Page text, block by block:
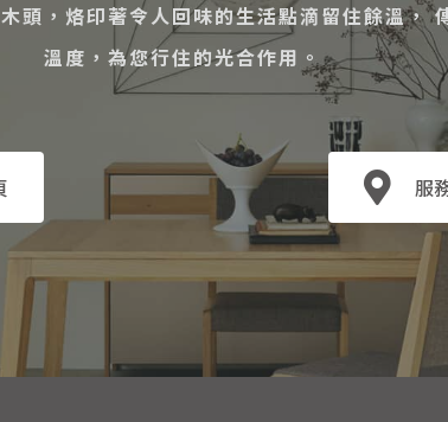
頭，烙印著令人回味的生活點滴留住餘溫，
溫度，為您行住的光合作用。
服